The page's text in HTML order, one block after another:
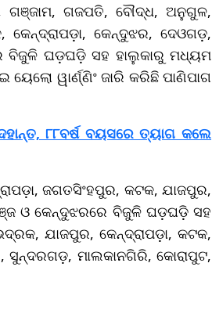
ଗଞ୍ଜାମ, ଗଜପତି, ବୌଦ୍ଧ, ଅନୁଗୁଳ,
କେନ୍ଦୁଝର, ଦେଓଗଡ଼,
ବିଜୁଳି ଘଡ଼ଘଡ଼ି ସହ ହାଲୁକାରୁ ମଧ୍ୟମ
ୱାର୍ଣ୍ଣିଂ ଜାରି କରିଛି ପାଣିପାଗ
୮୮ବର୍ଷ ବୟସରେ ତ୍ୟାଗ କଲେ
ଜଗତସିଂହପୁର, କଟକ, ଯାଜପୁର,
ଓ କେନ୍ଦୁଝରରେ ବିଜୁଳି ଘଡ଼ଘଡ଼ି ସହ
ଯାଜପୁର, କେନ୍ଦ୍ରାପଡ଼ା, କଟକ,
ସୁନ୍ଦରଗଡ଼, ମାଲକାନଗିରି, କୋରାପୁଟ,